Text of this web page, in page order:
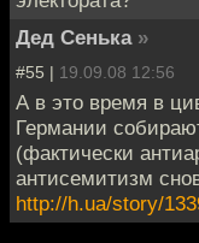
Дед Сенька »
#55 | 19.09.08 12:56
А в это время в
Германии
(фактически
антисемитизм
http://h.ua/story/